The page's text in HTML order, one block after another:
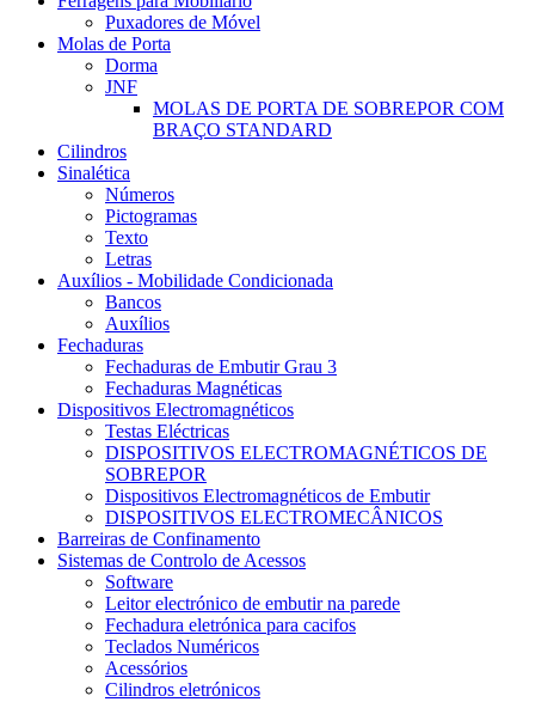
Puxadores de Móvel
Molas de Porta
Dorma
JNF
MOLAS DE PORTA DE SOBREPOR COM
BRAÇO STANDARD
Cilindros
Sinalética
Números
Pictogramas
Texto
Letras
Auxílios - Mobilidade Condicionada
Bancos
Auxílios
Fechaduras
Fechaduras de Embutir Grau 3
Fechaduras Magnéticas
Dispositivos Electromagnéticos
Testas Eléctricas
DISPOSITIVOS ELECTROMAGNÉTICOS DE
SOBREPOR
Dispositivos Electromagnéticos de Embutir
DISPOSITIVOS ELECTROMECÂNICOS
Barreiras de Confinamento
Sistemas de Controlo de Acessos
Software
Leitor electrónico de embutir na parede
Fechadura eletrónica para cacifos
Teclados Numéricos
Acessórios
Cilindros eletrónicos